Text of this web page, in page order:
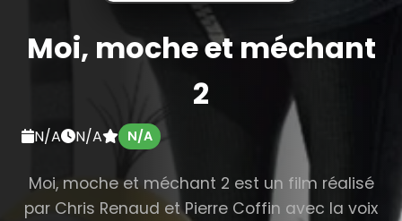
Moi, moche et méchant
2
N/A N/A N/A
Moi, moche et méchant 2 est un film réalisé
par Chris Renaud et Pierre Coffin avec la voix